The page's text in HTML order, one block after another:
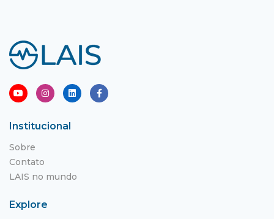
Institucional
Sobre
Contato
LAIS no mundo
Explore